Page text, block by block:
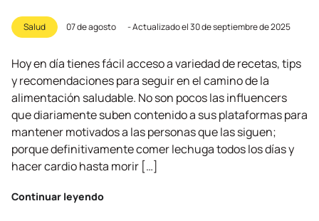
Salud 07 de agosto - Actualizado el30 de septiembre de 2025
Hoy en día tienes fácil acceso a variedad de recetas, tips
y recomendaciones para seguir en el camino de la
alimentación saludable. No son pocos las influencers
que diariamente suben contenido a sus plataformas para
mantener motivados a las personas que las siguen;
porque definitivamente comer lechuga todos los días y
hacer cardio hasta morir […]
Continuar leyendo